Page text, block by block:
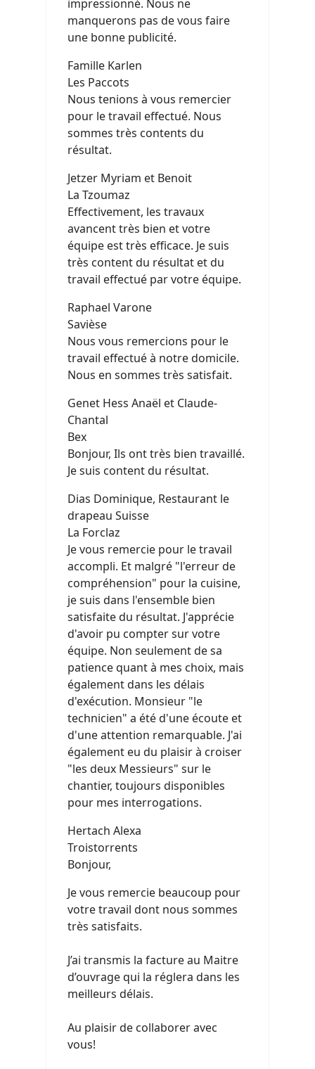
impressionné. Nous ne
manquerons pas de vous faire
une bonne publicité.
Famille Karlen
Les Paccots
Nous tenions à vous remercier
pour le travail effectué. Nous
sommes très contents du
résultat.
Jetzer Myriam et Benoit
La Tzoumaz
Effectivement, les travaux
avancent très bien et votre
équipe est très efficace. Je suis
très content du résultat et du
travail effectué par votre équipe.
Raphael Varone
Savièse
Nous vous remercions pour le
travail effectué à notre domicile.
Nous en sommes très satisfait.
Genet Hess Anaël et Claude-
Chantal
Bex
Bonjour, Ils ont très bien travaillé.
Je suis content du résultat.
Dias Dominique, Restaurant le
drapeau Suisse
La Forclaz
Je vous remercie pour le travail
accompli. Et malgré "l'erreur de
compréhension" pour la cuisine,
je suis dans l'ensemble bien
satisfaite du résultat. J'apprécie
d'avoir pu compter sur votre
équipe. Non seulement de sa
patience quant à mes choix, mais
également dans les délais
d'exécution. Monsieur "le
technicien" a été d'une écoute et
d'une attention remarquable. J'ai
également eu du plaisir à croiser
"les deux Messieurs" sur le
chantier, toujours disponibles
pour mes interrogations.
Hertach Alexa
Troistorrents
Bonjour,
Je vous remercie beaucoup pour
votre travail dont nous sommes
très satisfaits.
J’ai transmis la facture au Maitre
d’ouvrage qui la réglera dans les
meilleurs délais.
Au plaisir de collaborer avec
vous!